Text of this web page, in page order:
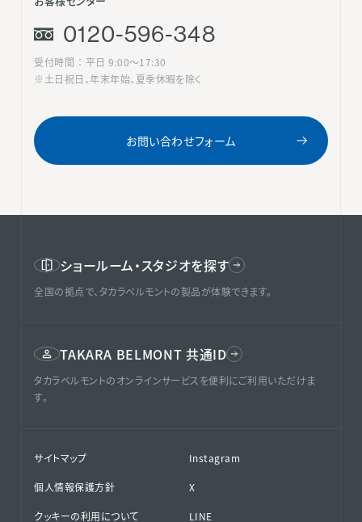
0120-596-348
受付時間 ： 平日 9:00〜17:30
※土日祝日、年末年始、夏季休暇を除く
お問い合わせフォーム
ショールーム・スタジオを探す
全国の拠点で、タカラベルモントの製品が体験できます。
TAKARA BELMONT 共通ID
タカラベルモントのオンラインサービスを便利にご利用いただけま
す。
サイトマップ
個人情報保護方針
クッキーの利用について
Instagram
X
LINE